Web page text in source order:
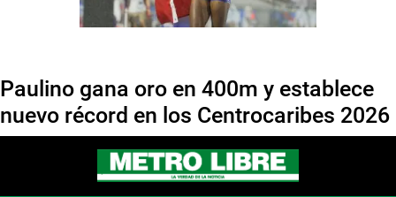
Paulino gana oro en 400m y establece
nuevo récord en los Centrocaribes 2026